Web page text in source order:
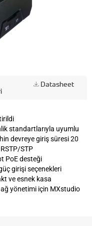
Datasheet
standartlarıyla uyumlu
devreye giriş süresi 20
STP
PoE desteği
girişi seçenekleri
ve esnek kasa
yönetimi için MXstudio